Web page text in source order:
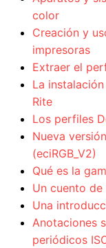
color
Creación y
impresoras
Extraer el
La
Rite
Los perfiles
Nueva
(eciRGB_V2)
Qué es la
Un cuento
Una
Anotaciones
periódicos